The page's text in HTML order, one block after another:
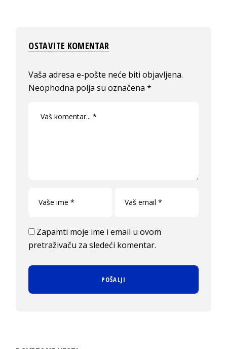
OSTAVITE KOMENTAR
Vaša adresa e-pošte neće biti objavljena.
Neophodna polja su označena*
Zapamti moje ime i email u ovom
pretraživaču za sledeći komentar.